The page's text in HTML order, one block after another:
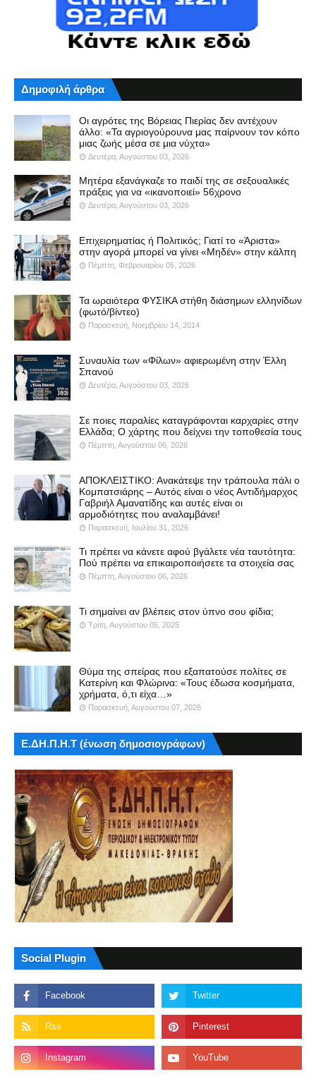
Δημοφιλή άρθρα
Οι αγρότες της Βόρειας Πιερίας δεν αντέχουν
άλλο: «Τα αγριογούρουνα μας παίρνουν τον κόπο
μιας ζωής μέσα σε μια νύχτα»
Δευτέρα, Αυγούστου 03, 2026
Μητέρα εξανάγκαζε το παιδί της σε σεξουαλικές
πράξεις για να «ικανοποιεί» 56χρονο
Δευτέρα, Αυγούστου 03, 2026
Επιχειρηματίας ή Πολιτικός; Γιατί το «Άριστα»
στην αγορά μπορεί να γίνει «Μηδέν» στην κάλπη
Πέμπτη, Φεβρουαρίου 05, 2026
Τα ωραιότερα ΦΥΣΙΚΑ στήθη διάσημων ελληνίδων
(φωτό/βίντεο)
Παρασκευή, Νοεμβρίου 14, 2014
Συναυλία των «Φίλων» αφιερωμένη στην Έλλη
Σπανού
Δευτέρα, Αυγούστου 03, 2026
Σε ποιες παραλίες καταγράφονται καρχαρίες στην
Ελλάδα; Ο χάρτης που δείχνει την τοποθεσία τους
Πέμπτη, Αυγούστου 06, 2026
ΑΠΟΚΛΕΙΣΤΙΚΟ: Ανακάτεψε την τράπουλα πάλι ο
Κομπατσιάρης – Αυτός είναι ο νέος Αντιδήμαρχος
Γαβριήλ Αμανατίδης και αυτές είναι οι
αρμοδιότητες που αναλαμβάνει!
Παρασκευή, Ιουλίου 31, 2026
Τι πρέπει να κάνετε αφού βγάλετε νέα ταυτότητα:
Πού πρέπει να επικαιροποιήσετε τα στοιχεία σας
Πέμπτη, Αυγούστου 06, 2026
Τι σημαίνει αν βλέπεις στον ύπνο σου φίδια;
Τρίτη, Αυγούστου 05, 2025
Θύμα της σπείρας που εξαπατούσε πολίτες σε
Κατερίνη και Φλώρινα: «Τους έδωσα κοσμήματα,
χρήματα, ό,τι είχα…»
Παρασκευή, Αυγούστου 07, 2026
Ε.ΔΗ.Π.Η.Τ (ένωση δημοσιογράφων)
Social Plugin